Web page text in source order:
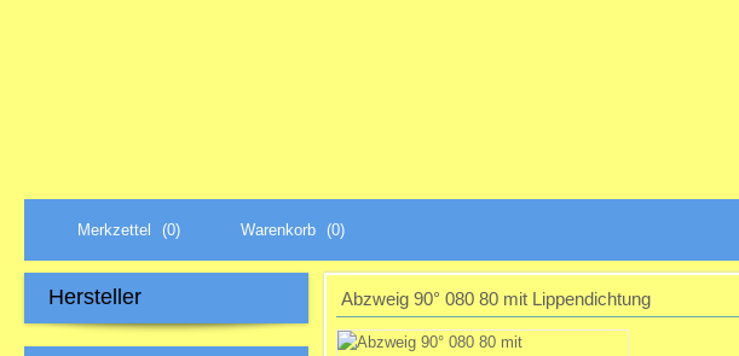
Warenkorb (0)
Merkzettel (0)
Abzweig 90° 080 80 mit Lippendichtung
Hersteller